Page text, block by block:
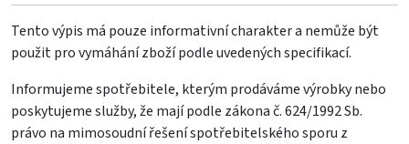
Tento výpis má pouze informativní charakter a nemůže být
použit pro vymáhání zboží podle uvedených specifikací.
Informujeme spotřebitele, kterým prodáváme výrobky nebo
poskytujeme služby, že mají podle zákona č. 624/1992 Sb.
právo na mimosoudní řešení spotřebitelského sporu z